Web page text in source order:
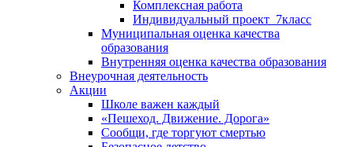
Комплексная работа
Индивидуальный проект_7класс
Муниципальная оценка качества
образования
Внутренняя оценка качества образования
Внеурочная деятельность
Акции
Школе важен каждый
«Пешеход. Движение. Дорога»
Сообщи, где торгуют смертью